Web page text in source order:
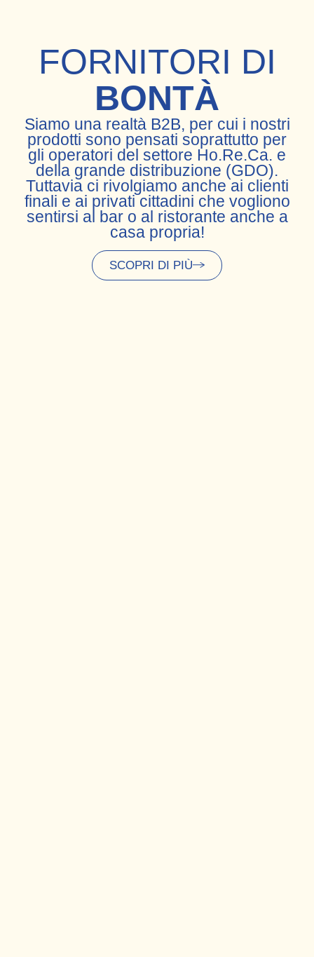
FORNITORI DI
BONTÀ
Siamo una realtà B2B, per cui i nostri
prodotti sono pensati soprattutto per
gli operatori del settore Ho.Re.Ca. e
della grande distribuzione (GDO).
Tuttavia ci rivolgiamo anche ai clienti
finali e ai privati cittadini che vogliono
sentirsi al bar o al ristorante anche a
casa propria!
SCOPRI DI PIÙ